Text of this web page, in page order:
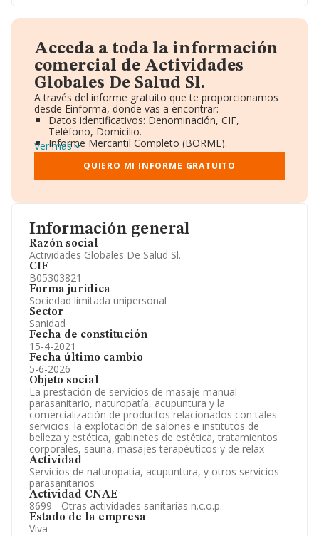
Información general
Razón social
Actividades Globales De Salud Sl.
CIF
B05303821
Forma jurídica
Sociedad limitada unipersonal
Sector
Sanidad
Fecha de constitución
15-4-2021
Fecha último cambio
5-6-2026
Objeto social
La prestación de servicios de masaje manual
parasanitario, naturopatía, acupuntura y la
comercialización de productos relacionados con tales
servicios. la explotación de salones e institutos de
belleza y estética, gabinetes de estética, tratamientos
corporales, sauna, masajes terapéuticos y de relax
Actividad
Servicios de naturopatia, acupuntura, y otros servicios
parasanitarios
Actividad CNAE
8699 - Otras actividades sanitarias n.c.o.p.
Estado de la empresa
Viva
Acceda a toda la información
comercial de Actividades
Globales De Salud Sl.
A través del informe gratuito que te proporcionamos
desde Einforma, donde vas a encontrar:
Datos identificativos: Denominación, CIF,
Teléfono, Domicilio.
Informe Mercantil Completo (BORME).
Gráficos de Evolución Ventas y Empleados.
Consejo de Administración y Administradores.
Directivos y Ejecutivos.
Información oficial y registral complementaria.
Ver más
QUIERO MI INFORME GRATUITO